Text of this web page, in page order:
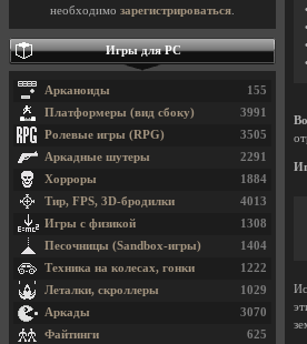
необходимо зарегистрироваться
Игры для PC
155
Арканоиды
3991
Платформеры (вид сбоку)
3505
Ролевые игры (RPG)
2291
Аркадные шутеры
1884
Хорроры
4013
Тир, FPS, 3D-бродилки
1308
Игры с физикой
1404
Песочницы (Sandbox-игры)
1222
Техника на колесах, гонки
1029
Леталки, скроллеры
3070
Аркады
625
Файтинги